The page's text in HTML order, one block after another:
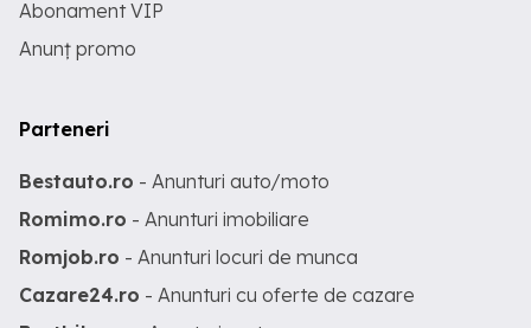
Abonament VIP
Anunț promo
Parteneri
Bestauto.ro - Anunturi auto/moto
Romimo.ro - Anunturi imobiliare
Romjob.ro - Anunturi locuri de munca
Cazare24.ro - Anunturi cu oferte de cazare